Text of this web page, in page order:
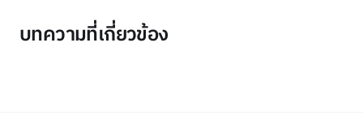
บทความที่เกี่ยวข้อง